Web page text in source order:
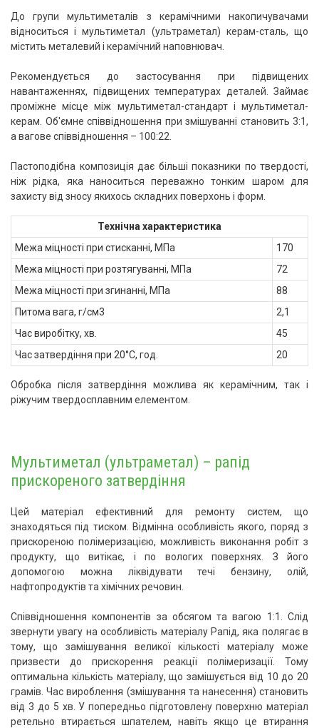
До групи мультиметалів з керамічними накопичувачами
відноситься і мультиметал (ультраметал) керам-сталь, що
містить металевий і керамічний наповнювач.
Рекомендується до застосування при підвищених
навантаженнях, підвищених температурах деталей. Займає
проміжне місце між мультиметал-стандарт і мультиметал-
керам. Об'ємне співвідношення при змішуванні становить 3:1,
а вагове співвідношення – 100:22.
Пастоподібна композиція дає більші показники по твердості,
ніж рідка, яка наноситься переважно тонким шаром для
захисту від зносу якихось складних поверхонь і форм.
Технічна характеристика
Межа міцності при стисканні, МПа
170
Межа міцності при розтягуванні, МПа
72
Межа міцності при згинанні, МПа
88
Питома вага, г/см3
2,1
Час виробітку, хв.
45
Час затвердіння при 20°С, год.
20
Обробка після затвердіння можлива як керамічним, так і
ріжучим твердосплавним елементом.
Мультиметал (ультраметал) – рапід
прискореного затвердіння
Цей матеріал ефективний для ремонту систем, що
знаходяться під тиском. Відмінна особливість якого, поряд з
прискореною полімеризацією, можливість виконання робіт з
продукту, що витікає, і по вологих поверхнях. З його
допомогою можна ліквідувати течі бензину, олій,
нафтопродуктів та хімічних речовин.
Співвідношення компонентів за обсягом та вагою 1:1. Слід
звернути увагу на особливість матеріалу Рапід, яка полягає в
тому, що замішування великої кількості матеріалу може
призвести до прискорення реакції полімеризації. Тому
оптимальна кількість матеріалу, що замішується від 10 до 20
грамів. Час вироблення (змішування та нанесення) становить
від 3 до 5 хв. У попередньо підготовлену поверхню матеріал
ретельно втирається шпателем, навіть якщо це втирання